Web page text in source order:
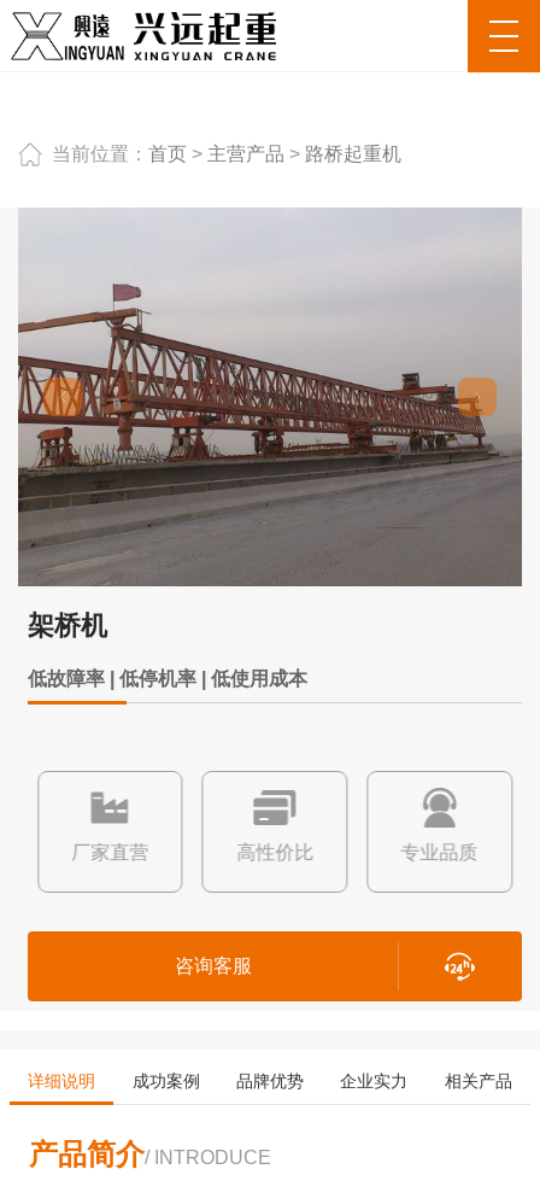
当前位置： 首页 > 主营产品 > 路桥起重机
架桥机
低故障率 | 低停机率 | 低使用成本
厂家直营 高性价比 专业品质
咨询客服
详细说明 成功案例 品牌优势 企业实力 相关产品
产品简介/ INTRODUCE